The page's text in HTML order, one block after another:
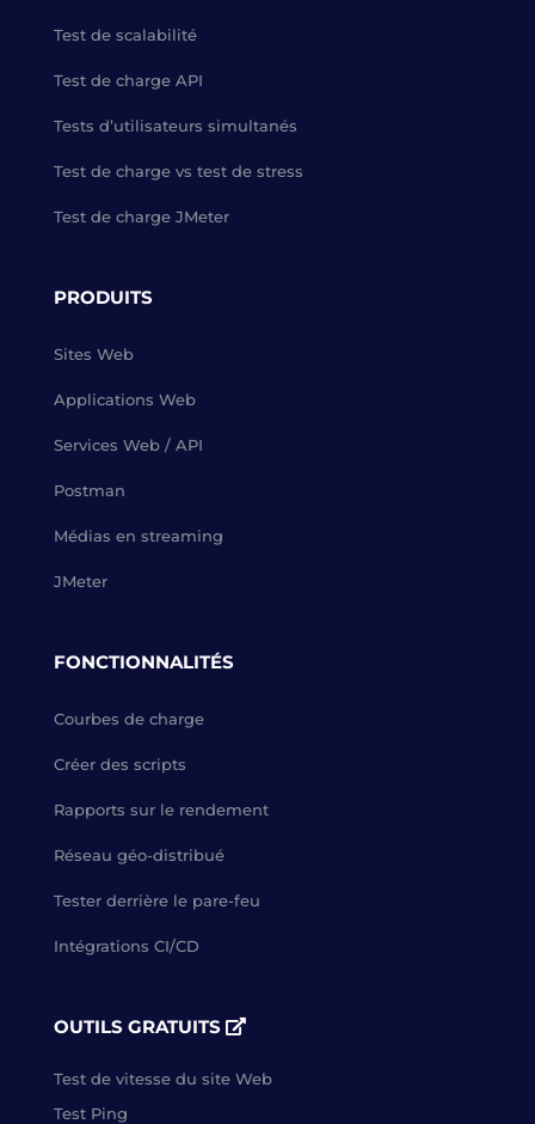
Test de scalabilité
Test de charge API
Tests d’utilisateurs simultanés
Test de charge vs test de stress
Test de charge JMeter
PRODUITS
Sites Web
Applications Web
Services Web / API
Postman
Médias en streaming
JMeter
FONCTIONNALITÉS
Courbes de charge
Créer des scripts
Rapports sur le rendement
Réseau géo-distribué
Tester derrière le pare-feu
Intégrations CI/CD
OUTILS GRATUITS
Test de vitesse du site Web
Test Ping